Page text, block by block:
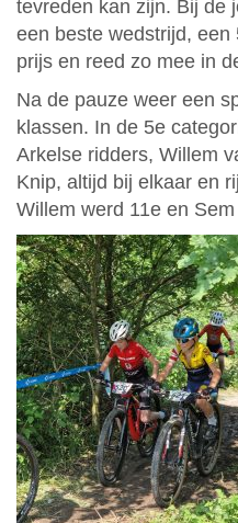
tevreden kan zijn. Bij de
een beste wedstrijd,
prijs en reed zo mee in
Na de pauze weer een
klassen. In de 5e
Arkelse ridders, Willem
Knip, altijd bij elkaar en
Willem werd 11e en